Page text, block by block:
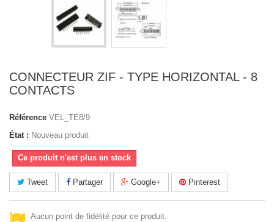
CONNECTEUR ZIF - TYPE HORIZONTAL - 8
CONTACTS
Référence VEL_TE8/9
État : Nouveau produit
Ce produit n'est plus en stock
Tweet Partager Google+ Pinterest
Aucun point de fidélité pour ce produit.